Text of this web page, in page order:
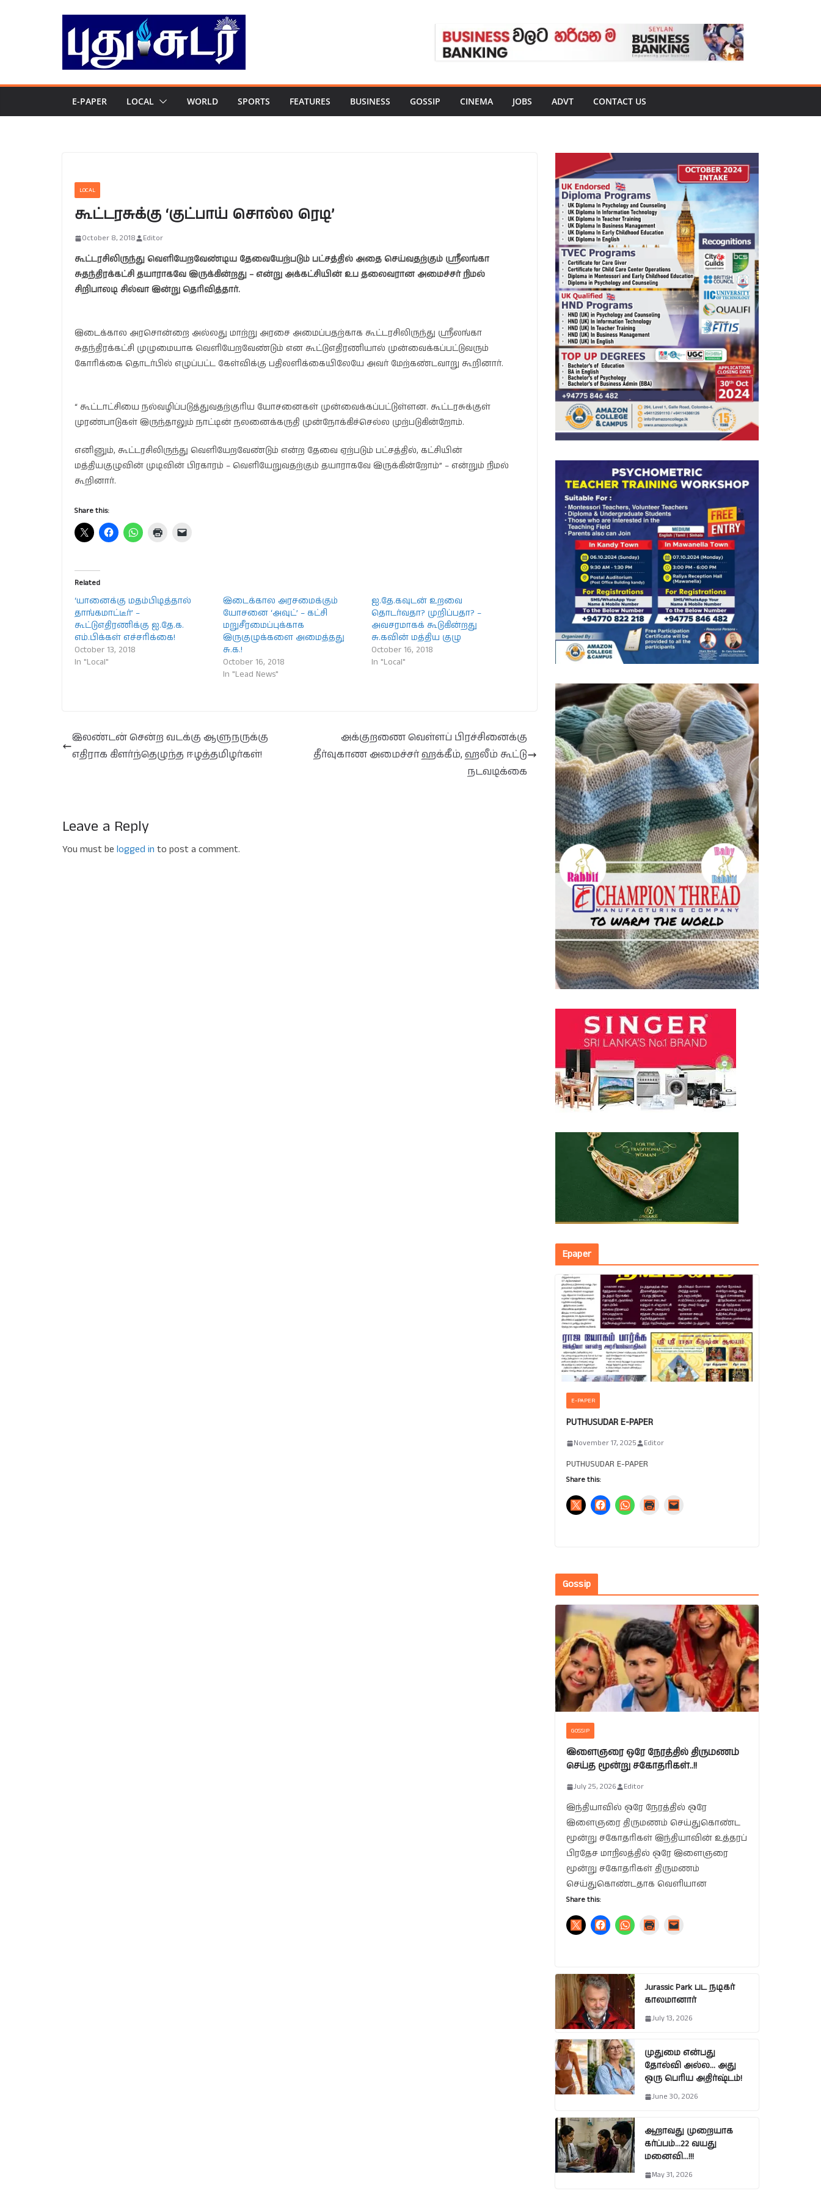
E-PAPER LOCAL WORLD SPORTS FEATURES BUSINESS GOSSIP CINEMA JOBS ADVT CONTACT US
LOCAL
கூட்டரசுக்கு ‘குட்பாய் சொல்ல ரெடி’
October 8, 2018 Editor
கூட்டரசிலிருந்து வெளியேறவேண்டிய தேவையேற்படும் பட்சத்தில் அதை செய்வதற்கும் ஸ்ரீலங்கா
சுதந்திரக்கட்சி தயாராகவே இருக்கின்றது – என்று அக்கட்சியின் உப தலைவரான அமைச்சர் நிமல்
சிறிபாலடி சில்வா இன்று தெரிவித்தார்.
இடைக்கால அரசொன்றை அல்லது மாற்று அரசை அமைப்பதற்காக கூட்டரசிலிருந்து ஸ்ரீலங்கா
சுதந்திரக்கட்சி முழுமையாக வெளியேறவேண்டும் என கூட்டுஎதிரணியால் முன்வைக்கப்பட்டுவரும்
கோரிக்கை தொடர்பில் எழுப்பட்ட கேள்விக்கு பதிலளிக்கையிலேயே அவர் மேற்கண்டவாறு கூறினார்.
“ கூட்டாட்சியை நல்வழிப்படுத்துவதற்குரிய யோசனைகள் முன்வைக்கப்பட்டுள்ளன. கூட்டரசுக்குள்
முரண்பாடுகள் இருந்தாலும் நாட்டின் நலனைக்கருதி முன்நோக்கிச்செல்ல முற்படுகின்றோம்.
எனினும், கூட்டரசிலிருந்து வெளியேறவேண்டும் என்ற தேவை ஏற்படும் பட்சத்தில், கட்சியின்
மத்தியகுழுவின் முடிவின் பிரகாரம் – வெளியேறுவதற்கும் தயாராகவே இருக்கின்றோம்” – என்றும் நிமல்
கூறினார்.
Share this:
Related
‘யானைக்கு மதம்பிடித்தால்
தாங்கமாட்டீர்’ –
கூட்டுஎதிரணிக்கு ஐ.தே.க.
எம்.பிக்கள் எச்சரிக்கை!
October 13, 2018
In "Local"
இடைக்கால அரசமைக்கும்
யோசனை ‘அவுட்’ – கட்சி
மறுசீரமைப்புக்காக
இருகுழுக்களை அமைத்தது
சு.க.!
October 16, 2018
In "Lead News"
ஐ.தே.கவுடன் உறவை
தொடர்வதா? முறிப்பதா? –
அவசரமாகக் கூடுகின்றது
சு.கவின் மத்திய குழு
October 16, 2018
In "Local"
இலண்டன் சென்ற வடக்கு ஆளுநருக்கு
எதிராக கிளர்ந்தெழுந்த ஈழத்தமிழர்கள்!
அக்குறணை வெள்ளப் பிரச்சினைக்கு
தீர்வுகாண அமைச்சர் ஹக்கீம், ஹலீம் கூட்டு
நடவடிக்கை
Leave a Reply
You must be logged in to post a comment.
Epaper
E-PAPER
PUTHUSUDAR E-PAPER
November 17, 2025 Editor
PUTHUSUDAR E-PAPER
Share this:
Gossip
GOSSIP
இளைஞரை ஒரே நேரத்தில் திருமணம்
செய்த மூன்று சகோதரிகள்..!!
July 25, 2026 Editor
இந்தியாவில் ஒரே நேரத்தில் ஒரே
இளைஞரை திருமணம் செய்துகொண்ட
மூன்று சகோதரிகள் இந்தியாவின் உத்தரப்
பிரதேச மாநிலத்தில் ஒரே இளைஞரை
மூன்று சகோதரிகள் திருமணம்
செய்துகொண்டதாக வெளியான
Share this:
Jurassic Park பட நடிகர்
காலமானார்
July 13, 2026
முதுமை என்பது
தோல்வி அல்ல… அது
ஒரு பெரிய அதிர்ஷ்டம்!
June 30, 2026
ஆறாவது முறையாக
கர்ப்பம்…22 வயது
மனைவி…!!!
May 31, 2026